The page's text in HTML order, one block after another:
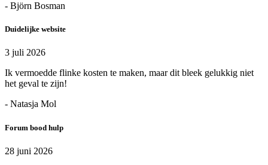
- Björn Bosman
Duidelijke website
3 juli 2026
Ik vermoedde flinke kosten te maken, maar dit bleek gelukkig niet
het geval te zijn!
- Natasja Mol
Forum bood hulp
28 juni 2026